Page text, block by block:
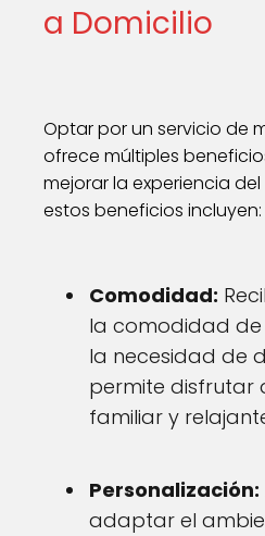
a Domicilio
Optar por un servicio de
ofrece múltiples
mejorar la experiencia
estos beneficios incluyen:
Comodidad:
la comodidad
la necesidad de
permite disfrutar
familiar y
Personalización:
adaptar el